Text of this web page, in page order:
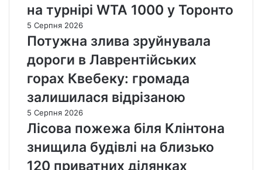
на турнірі WTA 1000 у Торонто
5 Серпня 2026
Потужна злива зруйнувала
дороги в Лаврентійських
горах Квебеку: громада
залишилася відрізаною
5 Серпня 2026
Лісова пожежа біля Клінтона
знищила будівлі на близько
120 приватних ділянках